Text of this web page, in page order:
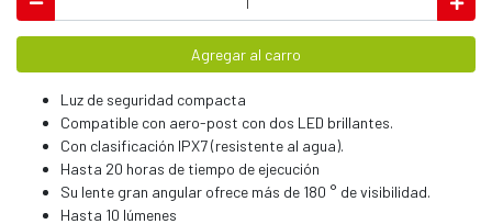
Agregar al carro
Luz de seguridad compacta
Compatible con aero-post con dos LED brillantes.
Con clasificación IPX7 (resistente al agua).
Hasta 20 horas de tiempo de ejecución
Su lente gran angular ofrece más de 180 ° de visibilidad.
Hasta 10 lúmenes